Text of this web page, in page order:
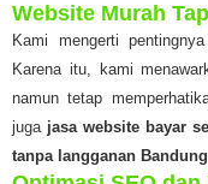
Website Murah
Kami mengerti
Karena itu, kami
namun tetap
juga jasa website bayar
tanpa langganan Bandung